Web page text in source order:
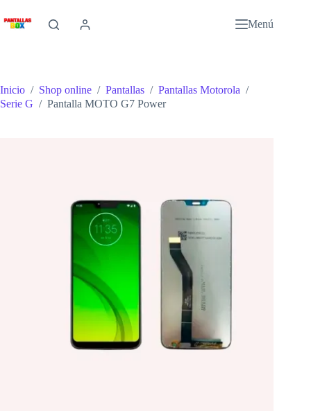
al
contenido
Menú
Inicio / Shop online / Pantallas / Pantallas Motorola /
Serie G / Pantalla MOTO G7 Power